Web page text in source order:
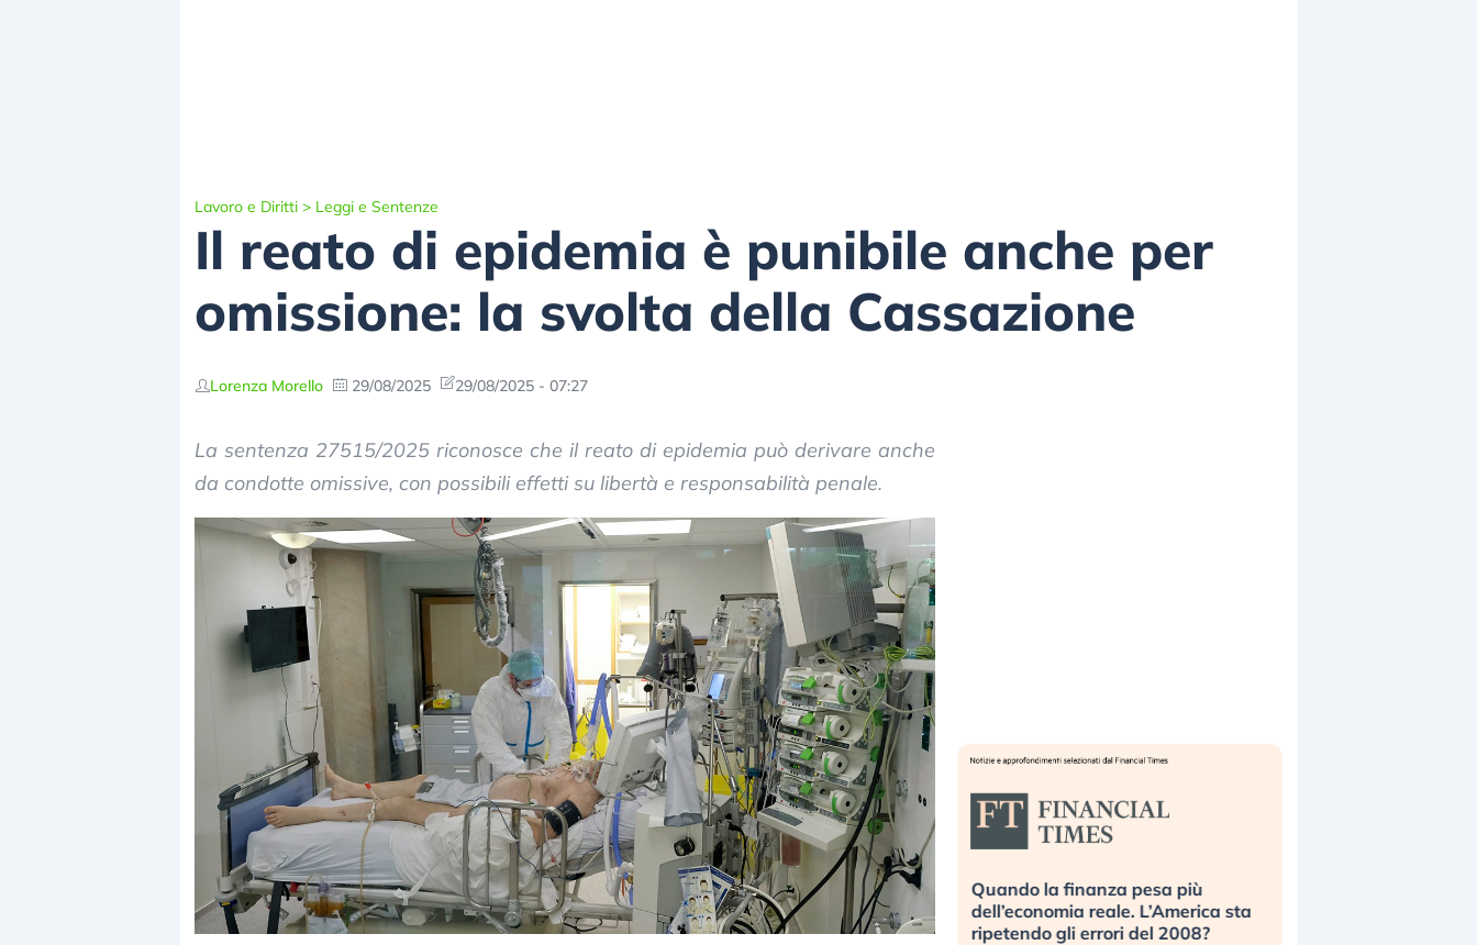
Lavoro e Diritti > Leggi e Sentenze
Il reato di epidemia è punibile anche per
omissione: la svolta della Cassazione
Lorenza Morello 29/08/2025 29/08/2025 - 07:27
La sentenza 27515/2025 riconosce che il reato di epidemia può derivare anche
da condotte omissive, con possibili effetti su libertà e responsabilità penale.
Dalle valutazioni estreme alla
correzione. Cosa sta guidando il
repricing degli asset?
«La mia vita è rovinata». Investitori
in preda al panico dopo lo scoppio
della bolla AI
Quando la finanza pesa più
dell’economia reale. L’America sta
ripetendo gli errori del 2008?